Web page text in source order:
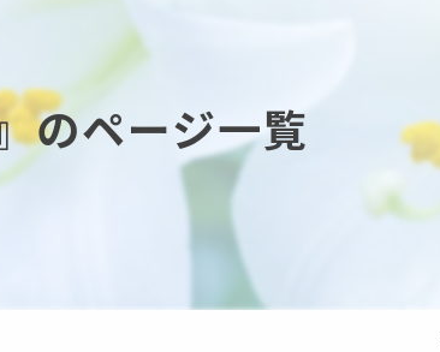
葬
葬
のページ一覧